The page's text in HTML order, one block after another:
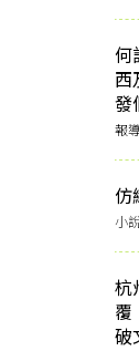
何
西
發
報
仿
小
杭
覆
破